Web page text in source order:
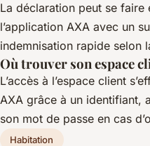
La déclaration peut se
l’application AXA avec un
indemnisation rapide selon
Où trouver son espace
L’accès à l’espace client
AXA grâce à un identifiant,
son mot de passe en cas
Habitation